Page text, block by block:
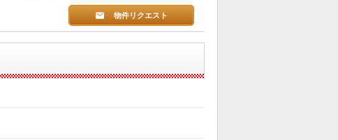
物件リクエスト